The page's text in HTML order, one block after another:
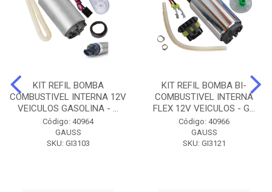
KIT REFIL BOMBA
COMBUSTIVEL INTERNA 12V
VEICULOS GASOLINA - ...
Código: 40964
GAUSS
SKU: GI3103
KIT REFIL BOMBA BI-
COMBUSTIVEL INTERNA
FLEX 12V VEICULOS - G...
Código: 40966
GAUSS
SKU: GI3121